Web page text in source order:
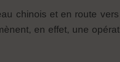
chinois et en route
en effet, une